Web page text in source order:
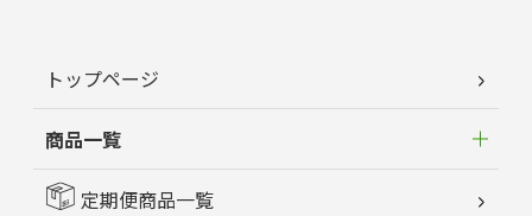
トップページ
商品一覧
定期便商品一覧